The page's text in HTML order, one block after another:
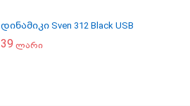
დინამიკი Sven 312 Black USB
39 ლარი